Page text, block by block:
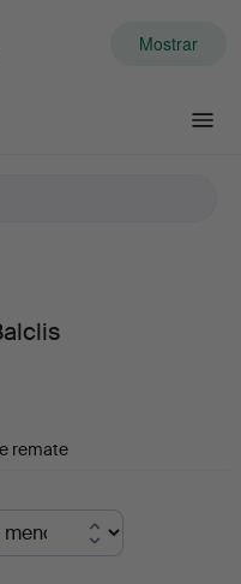
Mostrar
remate